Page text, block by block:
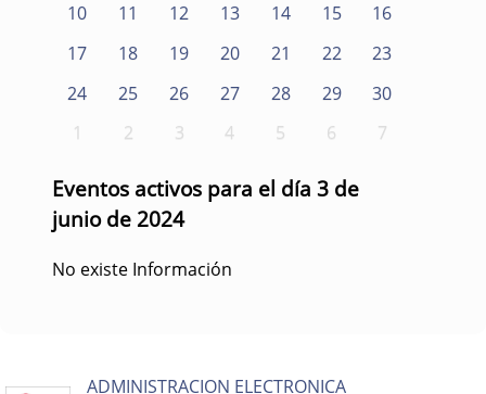
10
11 12 13 14 15
16
17
18 19 20 21 22
23
24
25 26 27 28 29
30
1
2 3 4 5 6 7
Eventos activos para el día 3 de
junio de 2024
No existe Información
ADMINISTRACION ELECTRONICA